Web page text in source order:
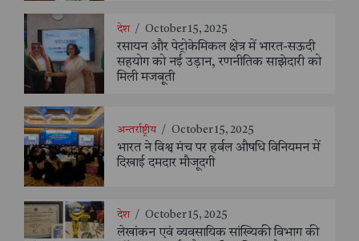
देश / October 15, 2025
रसायन और पेट्रोकेमिकल क्षेत्र में भारत-सऊदी
सहयोग को नई उड़ान, रणनीतिक साझेदारी को
मिली मजबूती
अन्तर्राष्ट्रीय / October 15, 2025
भारत ने विश्व मंच पर हर्बल औषधि विनियमन में
दिखाई दमदार मौजूदगी
देश / October 15, 2025
लेखांकन एवं व्यवसायिक सांख्यिकी विभाग की